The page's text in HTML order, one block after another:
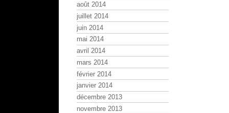
août 2014
juillet 2014
juin 2014
mai 2014
avril 2014
mars 2014
février 2014
janvier 2014
décembre 2013
novembre 2013